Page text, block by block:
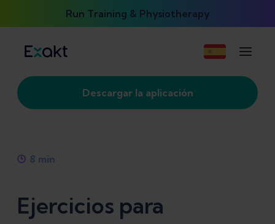
Run Training & Physiotherapy
Descargar la aplicación
8 min
Ejercicios para